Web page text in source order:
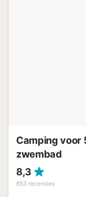
Camping voor
zwembad
8,3
853 recensies